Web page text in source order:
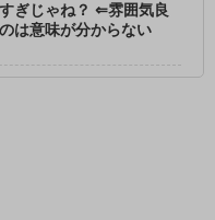
ぎじゃね？ ⇐雰囲気良
は意味が分からない